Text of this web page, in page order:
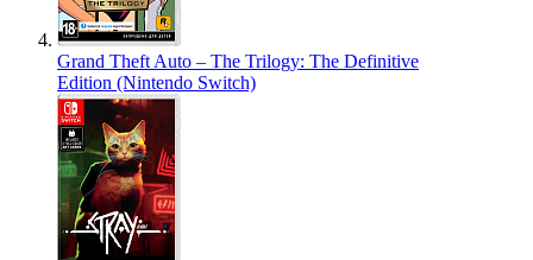
Grand Theft Auto – The Trilogy: The Definitive
Edition (Nintendo Switch)